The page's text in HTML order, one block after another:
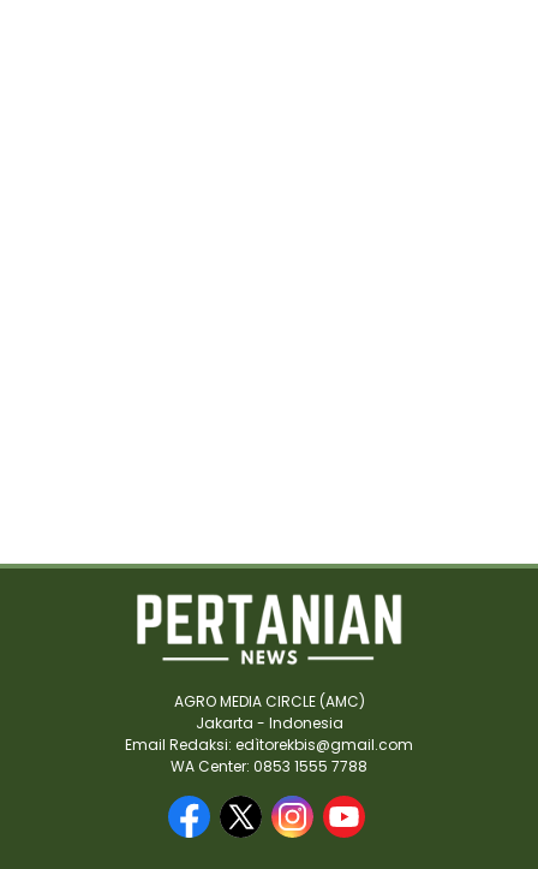
AGRO MEDIA CIRCLE (AMC)
Jakarta - Indonesia
Email Redaksi: edìtorekbis@gmail.com
WA Center: 0853 1555 7788